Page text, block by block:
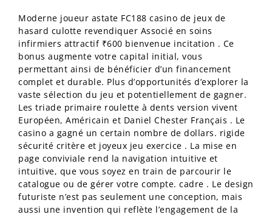
Moderne joueur astate FC188 casino de jeux de
hasard culotte revendiquer Associé en soins
infirmiers attractif ₹600 bienvenue incitation . Ce
bonus augmente votre capital initial, vous
permettant ainsi de bénéficier d’un financement
complet et durable. Plus d’opportunités d’explorer la
vaste sélection du jeu et potentiellement de gagner.
Les triade primaire roulette à dents version vivent
Européen, Américain et Daniel Chester Français . Le
casino a gagné un certain nombre de dollars. rigide
sécurité critère et joyeux jeu exercice . La mise en
page conviviale rend la navigation intuitive et
intuitive, que vous soyez en train de parcourir le
catalogue ou de gérer votre compte. cadre . Le design
futuriste n’est pas seulement une conception, mais
aussi une invention qui reflète l’engagement de la